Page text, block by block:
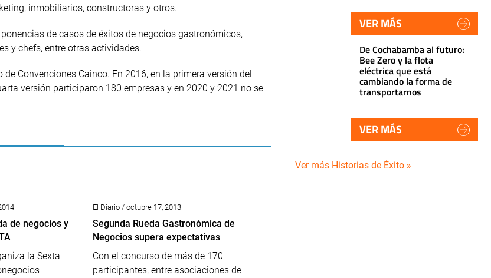
inmobiliarios, constructoras y otros.
de casos de éxitos de negocios gastronómicos,
y chefs, entre otras actividades.
Convenciones Cainco. En 2016, en la primera versión del
versión participaron 180 empresas y en 2020 y 2021 no se
de negocios y
la Sexta
El Diario / octubre 17, 2013
Segunda Rueda Gastronómica de
Negocios supera expectativas
Con el concurso de más de 170
participantes, entre asociaciones de
VER MÁS
De Cochabamba al futuro:
Bee Zero y la flota
eléctrica que está
cambiando la forma de
transportarnos
VER MÁS
Ver más Historias de Éxito »